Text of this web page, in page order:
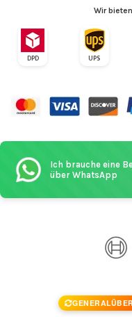
Wir
DPD UPS
Ich brauche eine
über WhatsApp